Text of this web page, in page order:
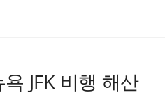
JFK 비행 해산